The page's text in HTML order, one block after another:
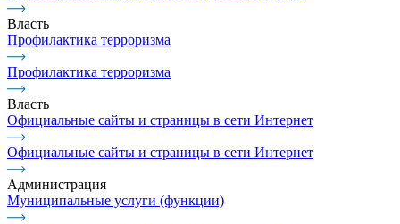
Власть
Профилактика терроризма
Профилактика терроризма
Власть
Официальные сайты и страницы в сети Интернет
Официальные сайты и страницы в сети Интернет
Администрация
Муниципальные услуги (функции)